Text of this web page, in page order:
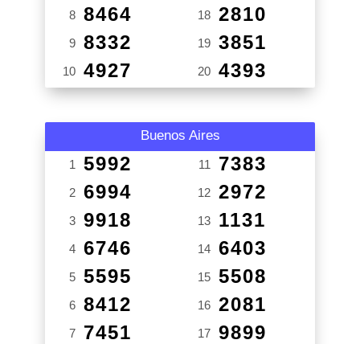
8 8464
9 8332
10 4927
18 2810
19 3851
20 4393
Buenos Aires
1 5992
2 6994
3 9918
4 6746
5 5595
6 8412
7 7451
11 7383
12 2972
13 1131
14 6403
15 5508
16 2081
17 9899